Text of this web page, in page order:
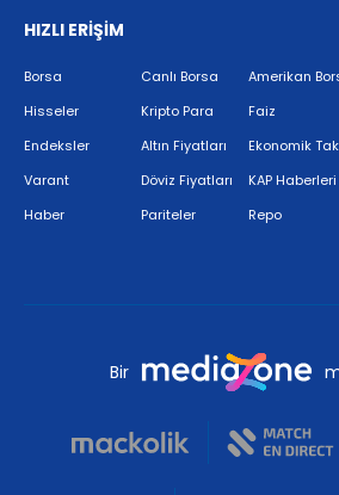
HIZLI ERİŞİM
Borsa
Hisseler
Endeksler
Varant
Haber
Canlı Borsa
Kripto Para
Altın Fiyatları
Döviz Fiyatları
Pariteler
Amerikan
Faiz
Ekonomik
KAP Haberleri
Repo
Bir